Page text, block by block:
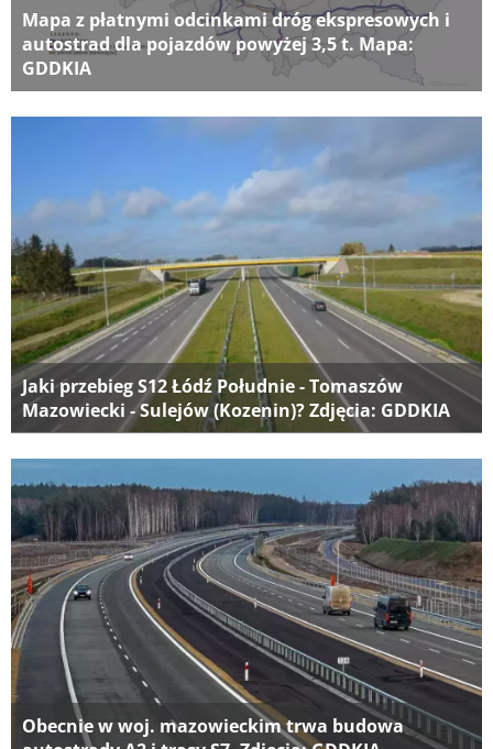
Mapa z płatnymi odcinkami dróg ekspresowych i
autostrad dla pojazdów powyżej 3,5 t. Mapa:
GDDKIA
Jaki przebieg S12 Łódź Południe - Tomaszów
Mazowiecki - Sulejów (Kozenin)? Zdjęcia: GDDKIA
Obecnie w woj. mazowieckim trwa budowa